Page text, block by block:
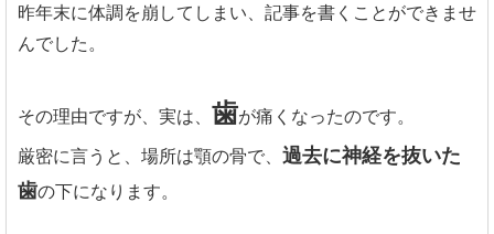
昨年末に体調を崩してしまい、記事を書くことができませ
んでした。
その理由ですが、実は、 歯が痛くなったのです。
厳密に言うと、場所は顎の骨で、 過去に神経を抜いた
歯の下になります。